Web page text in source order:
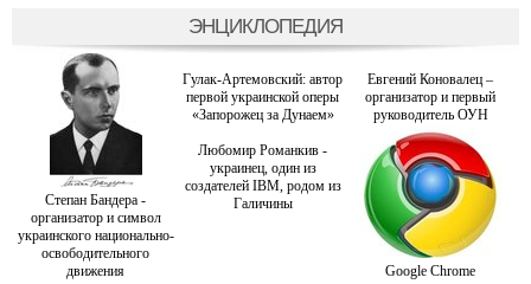
ЭНЦИКЛОПЕДИЯ
Степан Бандера -
организатор и символ
украинского национально-
освободительного
движения
Гулак-Артемовский: автор
первой украинской оперы
«Запорожец за Дунаем»
Евгений Коновалец –
организатор и первый
руководитель ОУН
Любомир Романкив -
украинец, один из
создателей IBM, родом из
Галичины
Google Chrome